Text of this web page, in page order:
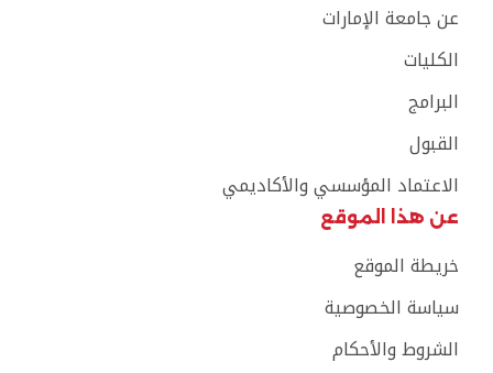
عن جامعة الإمارات
الكليات
البرامج
القبول
الاعتماد المؤسسي والأكاديمي
عن هذا الموقع
خريطة الموقع
سياسة الخصوصية
الشروط والأحكام